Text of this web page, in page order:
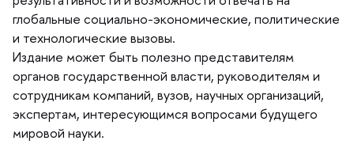
лобальные социально-экономические, политические
и технологические вызовы.
Издание может быть полезно представителям
органов государственной власти, руководителям и
сотрудникам компаний, вузов, научных организаций,
экспертам, интересующимся вопросами будущего
мировой науки.